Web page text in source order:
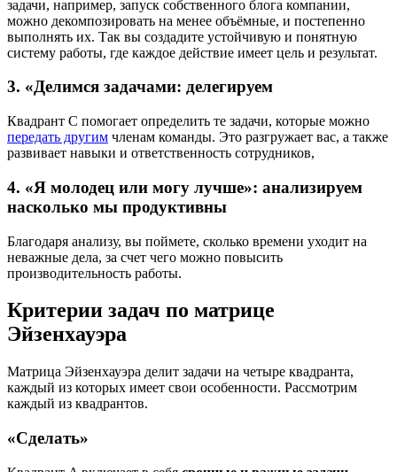
задачи, например, запуск собственного блога компании,
можно декомпозировать на менее объёмные, и постепенно
выполнять их. Так вы создадите устойчивую и понятную
систему работы, где каждое действие имеет цель и результат.
3. «Делимся задачами: делегируем
Квадрант C помогает определить те задачи, которые можно
передать другим членам команды. Это разгружает вас, а также
развивает навыки и ответственность сотрудников,
4. «Я молодец или могу лучше»: анализируем
насколько мы продуктивны
Благодаря анализу, вы поймете, сколько времени уходит на
неважные дела, за счет чего можно повысить
производительность работы.
Критерии задач по матрице
Эйзенхауэра
Матрица Эйзенхауэра делит задачи на четыре квадранта,
каждый из которых имеет свои особенности. Рассмотрим
каждый из квадрантов.
«Сделать»